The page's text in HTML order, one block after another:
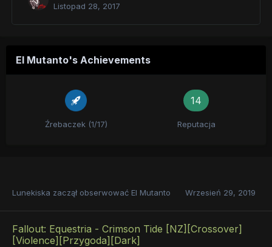
Listopad 28, 2017
El Mutanto's Achievements
Źrebaczek (1/17)
14
Reputacja
Lunekiska zaczął obserwować El Mutanto Wrzesień 29, 2019
Fallout: Equestria - Crimson Tide [NZ][Crossover]
[Violence][Przygoda][Dark]